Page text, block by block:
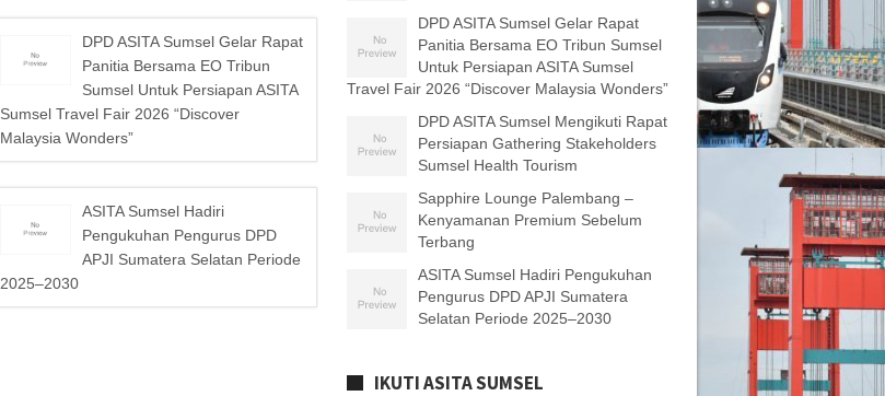
DPD ASITA Sumsel Gelar Rapat
Panitia Bersama EO Tribun
Sumsel Untuk Persiapan ASITA
Sumsel Travel Fair 2026 “Discover
Malaysia Wonders”
ASITA Sumsel Hadiri
Pengukuhan Pengurus DPD
APJI Sumatera Selatan Periode
2025–2030
DPD ASITA Sumsel Gelar Rapat
Panitia Bersama EO Tribun Sumsel
Untuk Persiapan ASITA Sumsel
Travel Fair 2026 “Discover Malaysia Wonders”
DPD ASITA Sumsel Mengikuti Rapat
Persiapan Gathering Stakeholders
Sumsel Health Tourism
Sapphire Lounge Palembang –
Kenyamanan Premium Sebelum
Terbang
ASITA Sumsel Hadiri Pengukuhan
Pengurus DPD APJI Sumatera
Selatan Periode 2025–2030
IKUTI ASITA SUMSEL